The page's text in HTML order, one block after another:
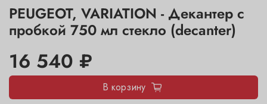
PEUGEOT, VARIATION - Декантер с
пробкой 750 мл стекло (decanter)
16 540 ₽
В корзину